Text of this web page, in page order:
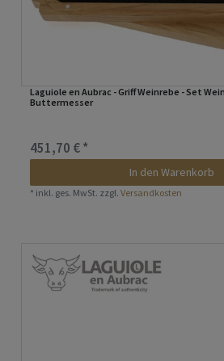
Laguiole en Aubrac - Griff Weinrebe - Set
Buttermesser
451,70 € *
In den Warenkorb
* inkl. ges. MwSt. zzgl.Versandkosten